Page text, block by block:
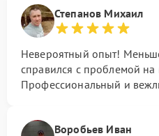
Степанов Михаил
Невероятный опыт!
справился с проблемой на
Профессиональный и
Воробьев Иван